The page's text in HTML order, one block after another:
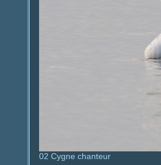
02 Cygne chanteur